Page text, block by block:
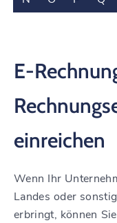
E-
einreichen
Wenn Ihr
Landes oder
erbringt, können